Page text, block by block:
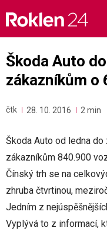
content
Škoda Auto
zákazníkům o
čtk 28. 10. 2016 2 min
Škoda Auto od ledna
zákazníkům 840.900
Čínský trh se na
zhruba čtvrtinou,
Jedním z
Vyplývá to z informací,